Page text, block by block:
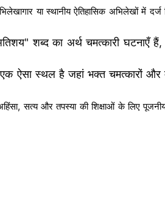
या स्थानीय ऐतिहासिक अभिलेखों में
शब्द का अर्थ चमत्कारी
एक ऐसा स्थल है जहां भक्त चमत्कारों
सत्य और तपस्या की शिक्षाओं के लिए